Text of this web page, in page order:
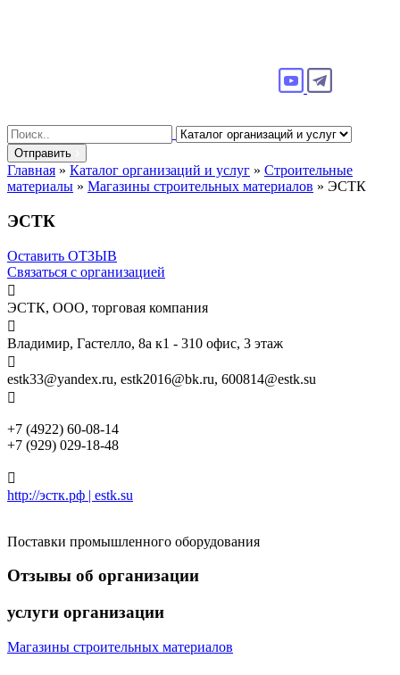
Search
for:
Отправить
Главная » Каталог организаций и услуг » Строительные
материалы » Магазины строительных материалов » ЭСТК
ЭСТК
Оставить ОТЗЫВ
Связаться с организацией

ЭСТК, ООО, торговая компания

Владимир, Гастелло, 8а к1 - 310 офис, 3 этаж

estk33@yandex.ru, estk2016@bk.ru, 600814@estk.su

+7 (4922) 60-08-14
+7 (929) 029-18-48

http://эстк.рф | estk.su
Поставки промышленного оборудования
Отзывы об организации
услуги организации
Магазины строительных материалов